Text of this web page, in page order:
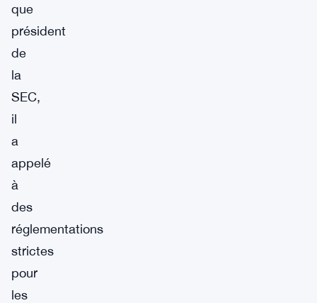
que
président
de
la
SEC,
il
a
appelé
à
des
réglementations
strictes
pour
les